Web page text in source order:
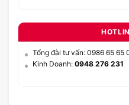
Tổng đài tư vấn: 0986 65 65
Kinh Doanh: 0948 276 231